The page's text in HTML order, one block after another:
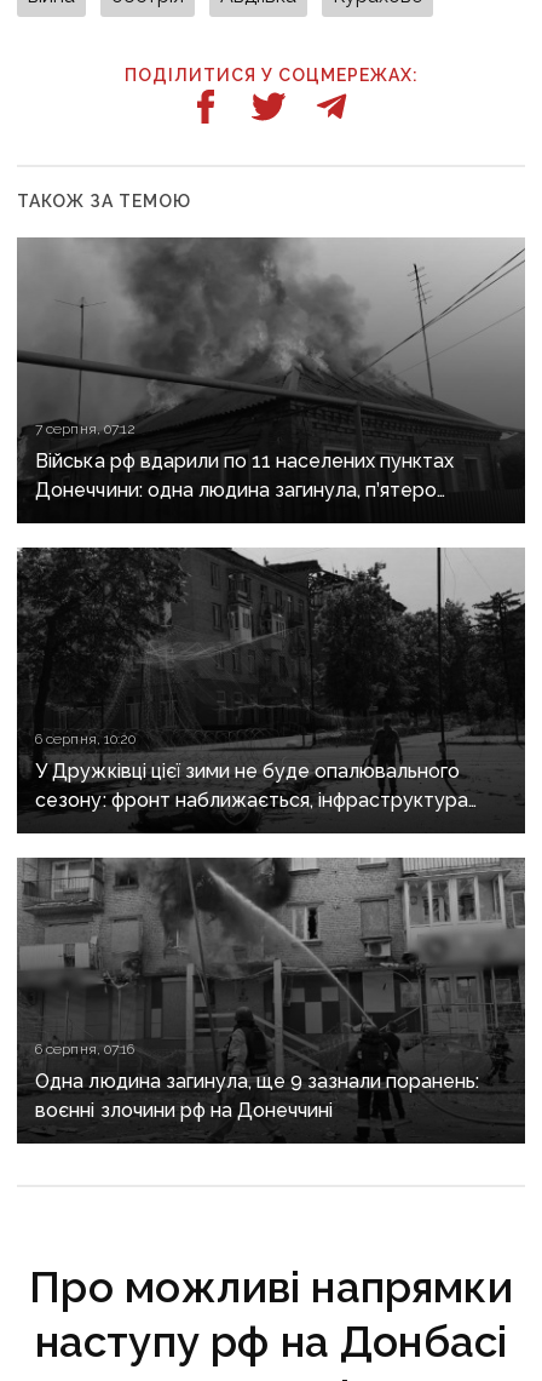
ПОДІЛИТИСЯ У СОЦМЕРЕЖАХ:
ТАКОЖ ЗА ТЕМОЮ
7 серпня, 07:12
Війська рф вдарили по 11 населених пунктах
Донеччини: одна людина загинула, п’ятеро
поранені
6 серпня, 10:20
У Дружківці цієї зими не буде опалювального
сезону: фронт наближається, інфраструктура
критично зруйнована
6 серпня, 07:16
Одна людина загинула, ще 9 зазнали поранень:
воєнні злочини рф на Донеччині
Про можливі напрямки
наступу рф на Донбасі